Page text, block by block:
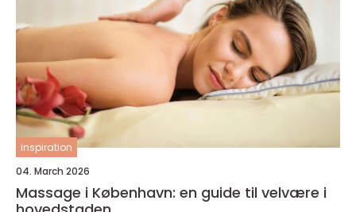
inspiration
04. March 2026
Massage i København: en guide til velvære i